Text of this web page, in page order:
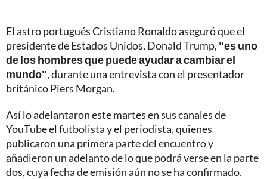
El astro portugués Cristiano Ronaldo aseguró que el
presidente de Estados Unidos, Donald Trump, "es uno
de los hombres que puede ayudar a cambiar el
mundo", durante una entrevista con el presentador
británico Piers Morgan.
Así lo adelantaron este martes en sus canales de
YouTube el futbolista y el periodista, quienes
publicaron una primera parte del encuentro y
añadieron un adelanto de lo que podrá verse en la parte
dos, cuya fecha de emisión aún no se ha confirmado.